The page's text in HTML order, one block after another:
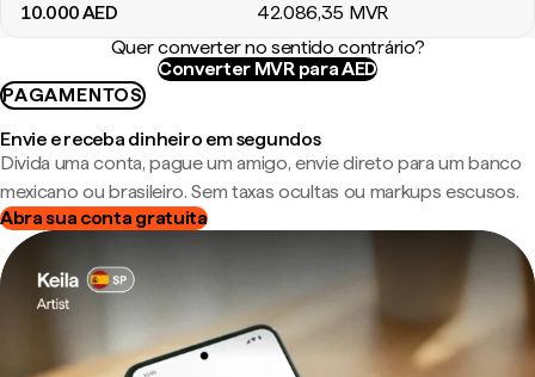
10.000AED 42.086,35 MVR
Quer converter no sentido contrário?
Converter MVR para AED
PAGAMENTOS
Envie e receba dinheiro em segundos
Divida uma conta, pague um amigo, envie direto para um banco
mexicano ou brasileiro. Sem taxas ocultas ou markups escusos.
Abra sua conta gratuita